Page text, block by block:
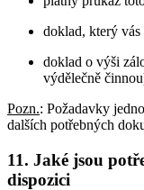
doklad, který vás
doklad o výši
výdělečně
Pozn.: Požadavky
dalších potřebných
11. Jaké jsou
dispozici